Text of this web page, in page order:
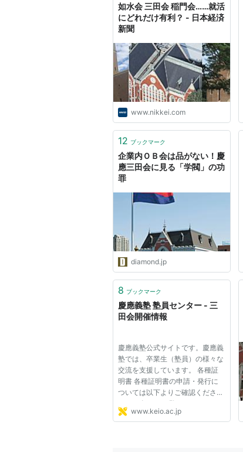
如水会 三田会 稲門会……就活
にどれだけ有利？ - 日本経済
新聞
www.nikkei.com
12 ブックマーク
企業内ＯＢ会は品がない！慶
應三田会に見る「学閥」の功
罪
diamond.jp
8 ブックマーク
慶應義塾 塾員センター - 三
田会開催情報
慶應義塾公式サイトです。慶應義
塾では、卒業生（塾員）の様々な
交流を支援しています。 各種証
明書 各種証明書の申請・発行に
ついては以下よりご確認くださ
い。 お知らせ一覧へ イベント一
覧へwww.keio.ac.jp